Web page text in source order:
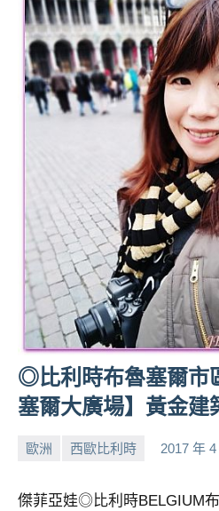
◎比利時布魯塞爾市
塞爾大廣場】黃金建
歐洲 西歐比利時 2017 年
No
傑菲亞娃◎比利時BELGIUM